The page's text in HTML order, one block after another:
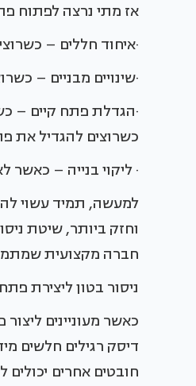
אז מתי נרצה לפתוח
·איחוד חללים –
·שינויים מבניים –
·הגדלת פתח קיים –
כשרוצים להגדיל את
· ליקוי בנייה – כאשר
למעשה, תמיד עשוי
וחזק ביותר, שיטת
חברה מקצועית
ניסור בטון ליצירת
כאשר מעוניינים
דיסק רגילים חלשים
חובטים אחרים